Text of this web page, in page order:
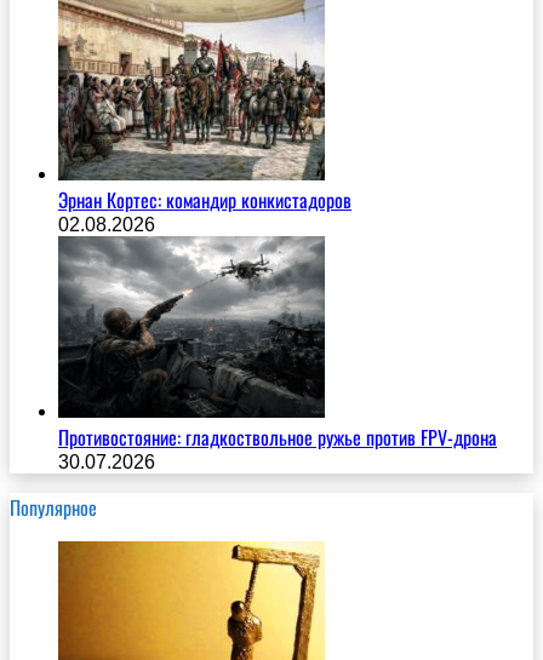
Эрнан Кортес: командир конкистадоров
02.08.2026
Противостояние: гладкоствольное ружье против FPV-дрона
30.07.2026
Популярное